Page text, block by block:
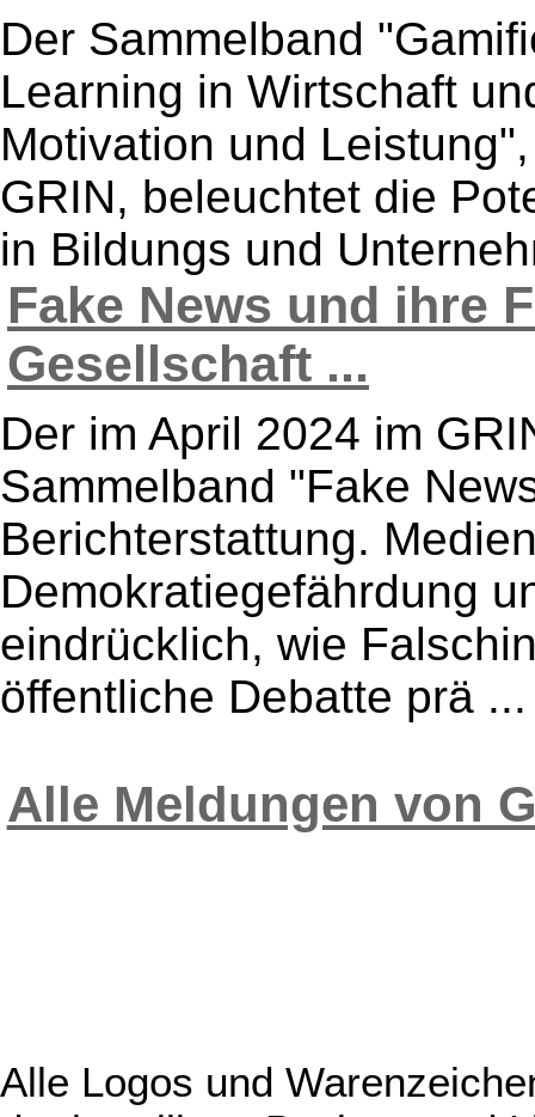
Der Sammelband
Learning in Wirtschaft
Motivation und
GRIN, beleuchtet die
in Bildungs und
Fake News und ihre
Gesellschaft ...
Der im April 2024 im
Sammelband "Fake
Berichterstattung.
Demokratiegefährdung
eindrücklich, wie
öffentliche Debatte prä ...
Alle Meldungen von
Alle Logos und